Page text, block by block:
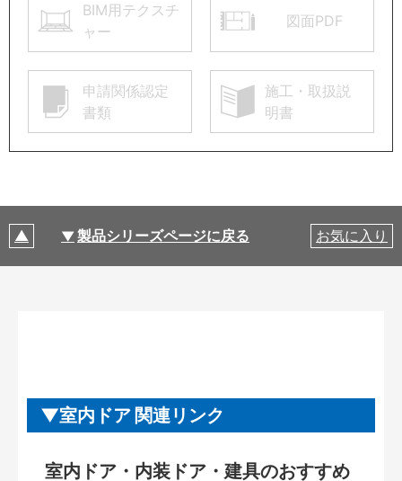
BIM用テクスチ
ャー
図面PDF
申請関係認定
書類
施工・取扱説
明書
製品シリーズページに戻る お気に入り
室内ドア 関連リンク
室内ドア・内装ドア・建具のおすすめ